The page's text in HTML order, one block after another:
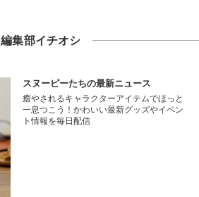
編集部イチオシ
スヌーピーたちの最新ニュース
癒やされるキャラクターアイテムでほっと
一息つこう！かわいい最新グッズやイベン
ト情報を毎日配信